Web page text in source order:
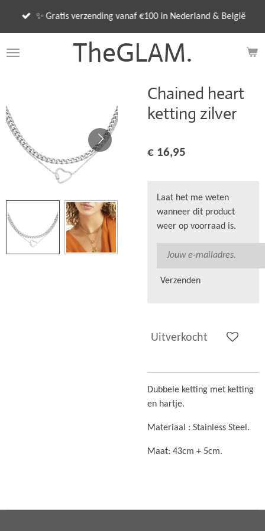
de
TheGLAM.
✨ Gratis verzending vanaf €100 in Nederland & België
Chained heart
ketting zilver
€ 16,95
Laat het me weten
wanneer dit product
weer op voorraad is.
Verzenden
Uitverkocht
Dubbele ketting met ketting
en hartje.
Materiaal : Stainless Steel.
Maat: 43cm + 5cm.